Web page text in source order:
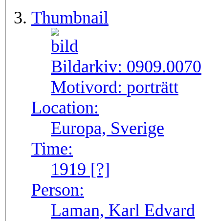
Thumbnail
Bildarkiv: 0909.0070
Motivord: porträtt
Location:
Europa, Sverige
Time:
1919 [?]
Person:
Laman, Karl Edvard